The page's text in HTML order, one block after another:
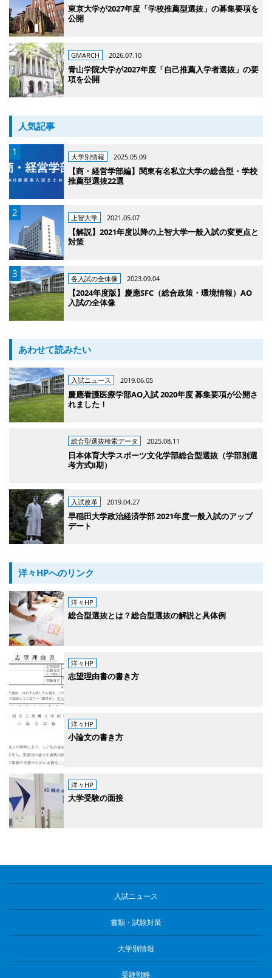
東京大学が2027年度「学校推薦型選抜」の募集要項を
公開
GMARCH 2026.07.10
青山学院大学が2027年度「自己推薦入学者選抜」の要
項を公開
人気記事
大学別情報 2025.05.09
【商・経営学部編】関東有名私立大学の総合型・学校
推薦型選抜22選
上智大学 2021.05.07
【解説】2021年度以降の上智大学一般入試の変更点と
対策
各入試の全体像 2023.09.04
【2024年度版】慶應SFC（総合政策・環境情報）AO
入試の全体像
あわせて読みたい
入試ニュース 2019.06.05
慶應看護医療学部AO入試 2020年度 募集要項が公開さ
れました！
総合型選抜検索データ 2025.08.11
日本体育大学スポーツ文化学部総合型選抜（学部別選
考方式Ⅱ期）
入試改革 2019.04.27
早稲田大学政治経済学部 2021年度一般入試のアップ
デート
洋々HPへのリンク
洋々HP
総合型選抜とは？総合型選抜の解説と具体例
洋々HP
志望理由書の書き方
洋々HP
小論文の書き方
洋々HP
大学受験の面接
入試ニュース
書類・試験対策
大学別情報
受験戦略